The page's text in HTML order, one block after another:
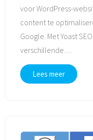
voor WordPress-
content te
Google. Met Yoast
verschillende…
Lees meer